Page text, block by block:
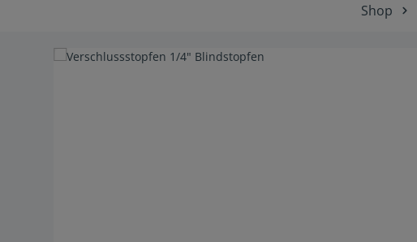
Shop
Bildergalerie überspringen